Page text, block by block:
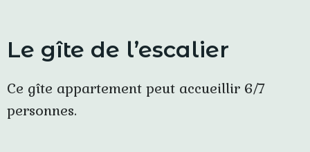
Le gîte de l’escalier
Ce gîte appartement peut accueillir 6/7
personnes.